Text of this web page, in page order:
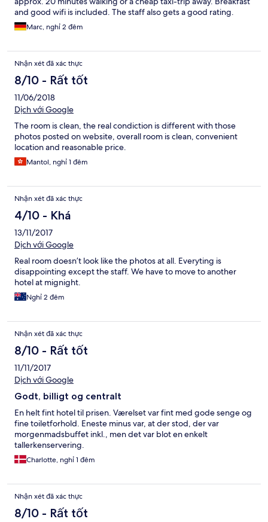
and good wifi is included. The staff also gets a good rating.
Marc, nghỉ 2 đêm
Nhận xét đã xác thực
8/10 - Rất tốt
11/06/2018
Dịch với Google
The room is clean, the real condiction is different with those
photos posted on website, overall room is clean, convenient
location and reasonable price.
Mantol, nghỉ 1 đêm
Nhận xét đã xác thực
4/10 - Khá
13/11/2017
Dịch với Google
Real room doesn’t look like the photos at all. Everyting is
disappointing except the staff. We have to move to another
hotel at mignight.
Nghỉ 2 đêm
Nhận xét đã xác thực
8/10 - Rất tốt
11/11/2017
Dịch với Google
Godt, billigt og centralt
En helt fint hotel til prisen. Værelset var fint med gode senge og
fine toiletforhold. Eneste minus var, at der stod, der var
morgenmadsbuffet inkl., men det var blot en enkelt
tallerkenservering.
Charlotte, nghỉ 1 đêm
Nhận xét đã xác thực
8/10 - Rất tốt